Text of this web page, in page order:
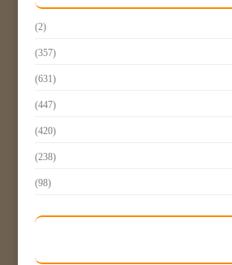
(2)
(357)
(631)
(447)
(420)
(238)
(98)